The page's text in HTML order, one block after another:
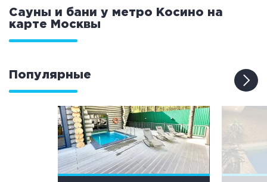
Вместимость
до 10 человек
Банные услуги
Массаж
Кедровая бочка
Веники
Парильщик/ банщик
Банный чан
Сауны и бани у метро Косино на
карте
Москвы
Популярные